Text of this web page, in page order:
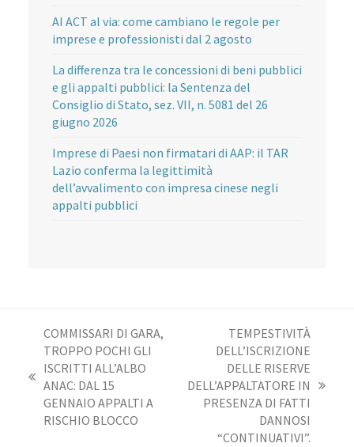
AI ACT al via: come cambiano le regole per
imprese e professionisti dal 2 agosto
La differenza tra le concessioni di beni pubblici
e gli appalti pubblici: la Sentenza del
Consiglio di Stato, sez. VII, n. 5081 del 26
giugno 2026
Imprese di Paesi non firmatari di AAP: il TAR
Lazio conferma la legittimità
dell’avvalimento con impresa cinese negli
appalti pubblici
post
precedente:
COMMISSARI DI GARA,
TROPPO POCHI GLI
ISCRITTI ALL’ALBO
ANAC: DAL 15
GENNAIO APPALTI A
RISCHIO BLOCCO
articolo
successivo:
TEMPESTIVITÀ
DELL’ISCRIZIONE
DELLE RISERVE
DELL’APPALTATORE IN
PRESENZA DI FATTI
DANNOSI
“CONTINUATIVI”.